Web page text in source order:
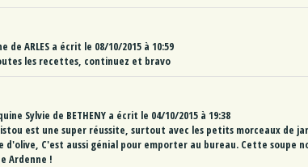
de ARLES a écrit le 08/10/2015 à 10:59
les recettes, continuez et bravo
Sylvie de BETHENY a écrit le 04/10/2015 à 19:38
est une super réussite, surtout avec les petits morceaux de
d'olive, C'est aussi génial pour emporter au bureau. Cette soupe
Ardenne !